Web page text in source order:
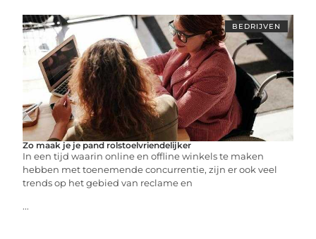
BEDRIJVEN
Zo maak je je pand rolstoelvriendelijker
In een tijd waarin online en offline winkels te maken
hebben met toenemende concurrentie, zijn er ook veel
trends op het gebied van reclame en
...